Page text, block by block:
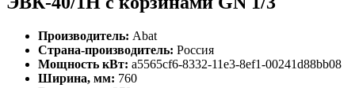
Производитель: Abat
Страна-производитель: Россия
Мощность кВт: a5565cf6-8332-11e3-8ef1-00241d88bb08
Ширина, мм: 760